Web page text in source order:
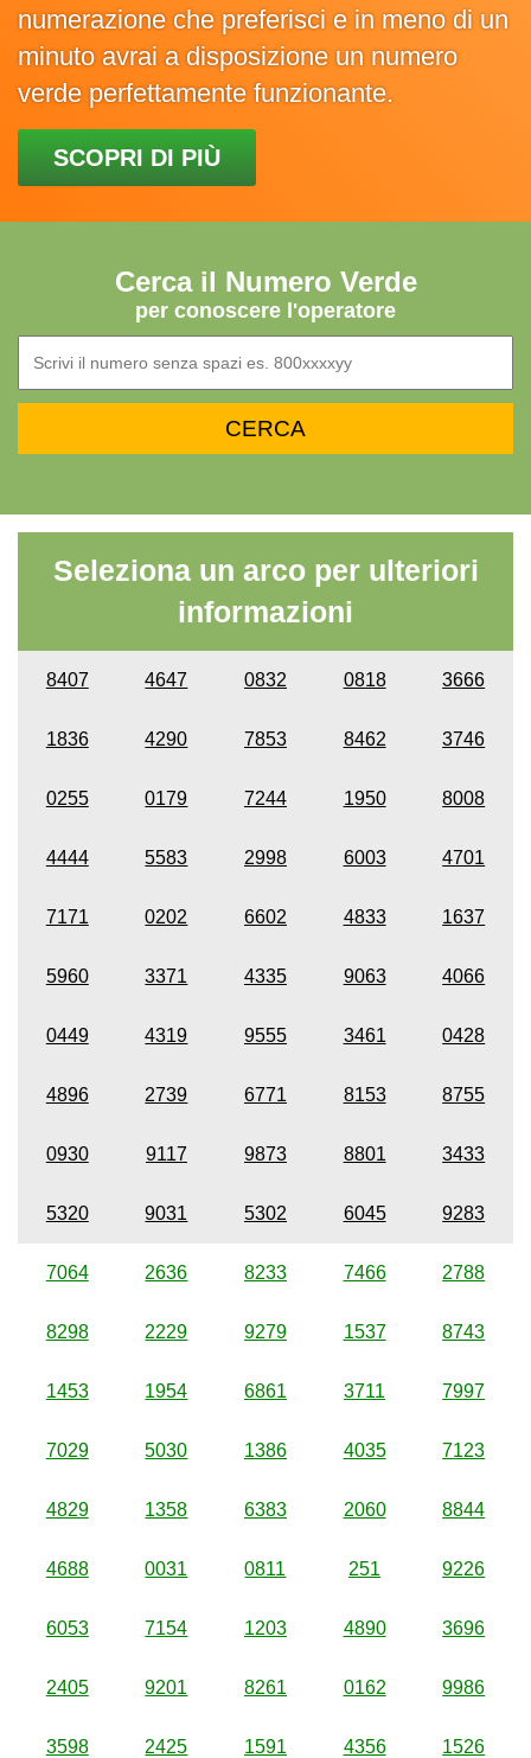
numerazione che preferisci e in meno di un
minuto avrai a disposizione un numero
verde perfettamente funzionante.
SCOPRI DI PIÙ
Cerca il Numero Verde
per conoscere l'operatore
Seleziona un arco per ulteriori
informazioni
8407 4647 0832 0818 3666
1836 4290 7853 8462 3746
0255 0179 7244 1950 8008
4444 5583 2998 6003 4701
7171 0202 6602 4833 1637
5960 3371 4335 9063 4066
0449 4319 9555 3461 0428
4896 2739 6771 8153 8755
0930 9117 9873 8801 3433
5320 9031 5302 6045 9283
7064 2636 8233 7466 2788
8298 2229 9279 1537 8743
1453 1954 6861 3711 7997
7029 5030 1386 4035 7123
4829 1358 6383 2060 8844
4688 0031 0811 251 9226
6053 7154 1203 4890 3696
2405 9201 8261 0162 9986
3598 2425 1591 4356 1526